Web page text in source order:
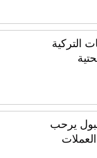
التركية
يرحب